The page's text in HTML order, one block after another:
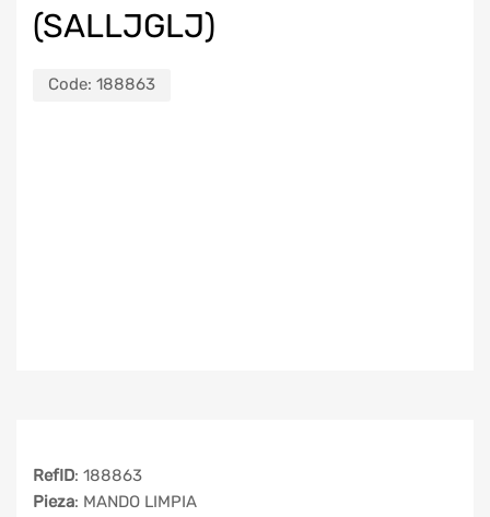
(SALLJGLJ)
Code: 188863
RefID: 188863
Pieza: MANDO LIMPIA